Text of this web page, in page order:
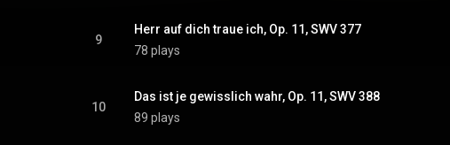
9
Herr auf dich traue ich, Op. 11, SWV 377
78 plays
10
Das ist je gewisslich wahr, Op. 11, SWV 388
89 plays